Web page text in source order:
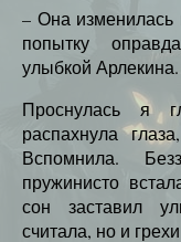
– Она
попытку
улыбкой
Проснулась я
распахнула
Вспомнила.
пружинисто
сон заставил
считала, но и